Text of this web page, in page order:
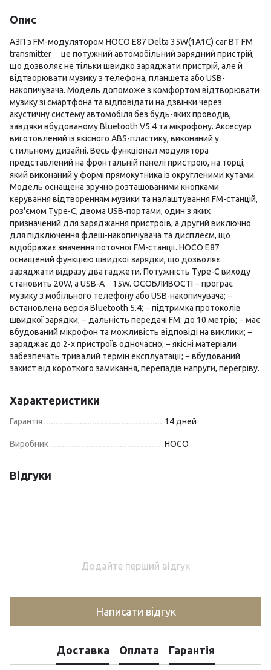
Опис
АЗП з FM-модулятором HOCO E87 Delta 35W(1A1C) car BT FM
transmitter ─ це потужний автомобільний зарядний пристрій,
що дозволяє не тільки швидко заряджати пристрій, але й
відтворювати музику з телефона, планшета або USB-
накопичувача. Модель допоможе з комфортом відтворювати
музику зі смартфона та відповідати на дзвінки через
акустичну систему автомобіля без будь-яких проводів,
завдяки вбудованому Bluetooth V5.4 та мікрофону. Аксесуар
виготовлений із якісного ABS-пластику, виконаний у
стильному дизайні. Весь функціонал модулятора
представлений на фронтальній панелі пристрою, на торці,
який виконаний у формі прямокутника із округленими кутами.
Модель оснащена зручно розташованими кнопками
керування відтворенням музики та налаштування FM-станцій,
роз'ємом Type-C, двома USB-портами, один з яких
призначений для заряджання пристроїв, а другий виключно
для підключення флеш-накопичувача та дисплеєм, що
відображає значення поточної FM-станції. HOCO E87
оснащений функцією швидкої зарядки, що дозволяє
заряджати відразу два гаджети. Потужність Type-C виходу
становить 20W, а USB-A ─15W. ОСОБЛИВОСТІ − програє
музику з мобільного телефону або USB-накопичувача; −
встановлена версія Bluetooth 5.4; − підтримка протоколів
швидкої зарядки; − дальність передачі FM: до 10 метрів; − має
вбудований мікрофон та можливість відповіді на виклики; −
заряджає до 2-х пристроїв одночасно; − якісні матеріали
забезпечать тривалий термін експлуатації; − вбудований
захист від короткого замикання, перепадів напруги, перегріву.
Характеристики
Гарантія 14 дней
Виробник HOCO
Відгуки
Додайте перший відгук
Написати відгук
Доставка Оплата Гарантія